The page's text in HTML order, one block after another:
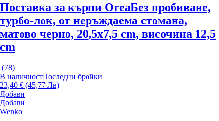
Поставка за кърпи OreaБез пробиване,
турбо-лок, от неръждаема стомана,
матово черно, 20,5x7,5 cm, височина 12,5
cm
(78)
В наличностПоследни бройки
23,40 € (45,77 Лв)
Добави
Добави
Wenko